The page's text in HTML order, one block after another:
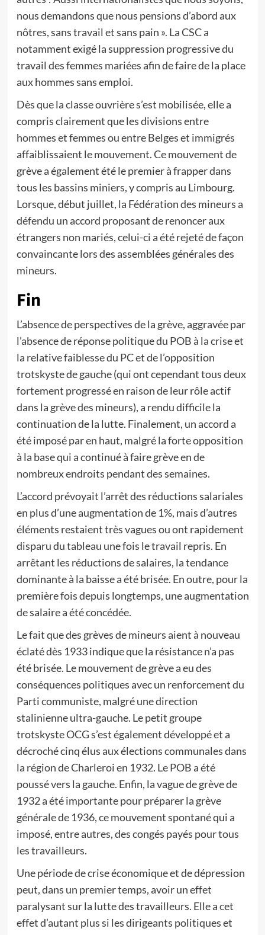
nous demandons que nous pensions d’abord aux
nôtres, sans travail et sans pain ». La CSC a
notamment exigé la suppression progressive du
travail des femmes mariées afin de faire de la place
aux hommes sans emploi.
Dès que la classe ouvrière s’est mobilisée, elle a
compris clairement que les divisions entre
hommes et femmes ou entre Belges et immigrés
affaiblissaient le mouvement. Ce mouvement de
grève a également été le premier à frapper dans
tous les bassins miniers, y compris au Limbourg.
Lorsque, début juillet, la Fédération des mineurs a
défendu un accord proposant de renoncer aux
étrangers non mariés, celui-ci a été rejeté de façon
convaincante lors des assemblées générales des
mineurs.
Fin
L’absence de perspectives de la grève, aggravée par
l’absence de réponse politique du POB à la crise et
la relative faiblesse du PC et de l’opposition
trotskyste de gauche (qui ont cependant tous deux
fortement progressé en raison de leur rôle actif
dans la grève des mineurs), a rendu difficile la
continuation de la lutte. Finalement, un accord a
été imposé par en haut, malgré la forte opposition
à la base qui a continué à faire grève en de
nombreux endroits pendant des semaines.
L’accord prévoyait l’arrêt des réductions salariales
en plus d’une augmentation de 1%, mais d’autres
éléments restaient très vagues ou ont rapidement
disparu du tableau une fois le travail repris. En
arrêtant les réductions de salaires, la tendance
dominante à la baisse a été brisée. En outre, pour la
première fois depuis longtemps, une augmentation
de salaire a été concédée.
Le fait que des grèves de mineurs aient à nouveau
éclaté dès 1933 indique que la résistance n’a pas
été brisée. Le mouvement de grève a eu des
conséquences politiques avec un renforcement du
Parti communiste, malgré une direction
stalinienne ultra-gauche. Le petit groupe
trotskyste OCG s’est également développé et a
décroché cinq élus aux élections communales dans
la région de Charleroi en 1932. Le POB a été
poussé vers la gauche. Enfin, la vague de grève de
1932 a été importante pour préparer la grève
générale de 1936, ce mouvement spontané qui a
imposé, entre autres, des congés payés pour tous
les travailleurs.
Une période de crise économique et de dépression
peut, dans un premier temps, avoir un effet
paralysant sur la lutte des travailleurs. Elle a cet
effet d’autant plus si les dirigeants politiques et